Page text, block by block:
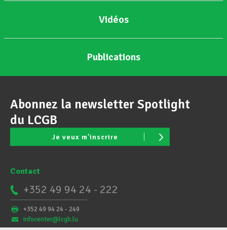
Vidéos
Publications
Abonnez la newsletter Spotlight
du LCGB
Je veux m'inscrire
Contact
+352 49 94 24 - 222
+352 49 94 24 - 249
infocenter@lcgb.lu